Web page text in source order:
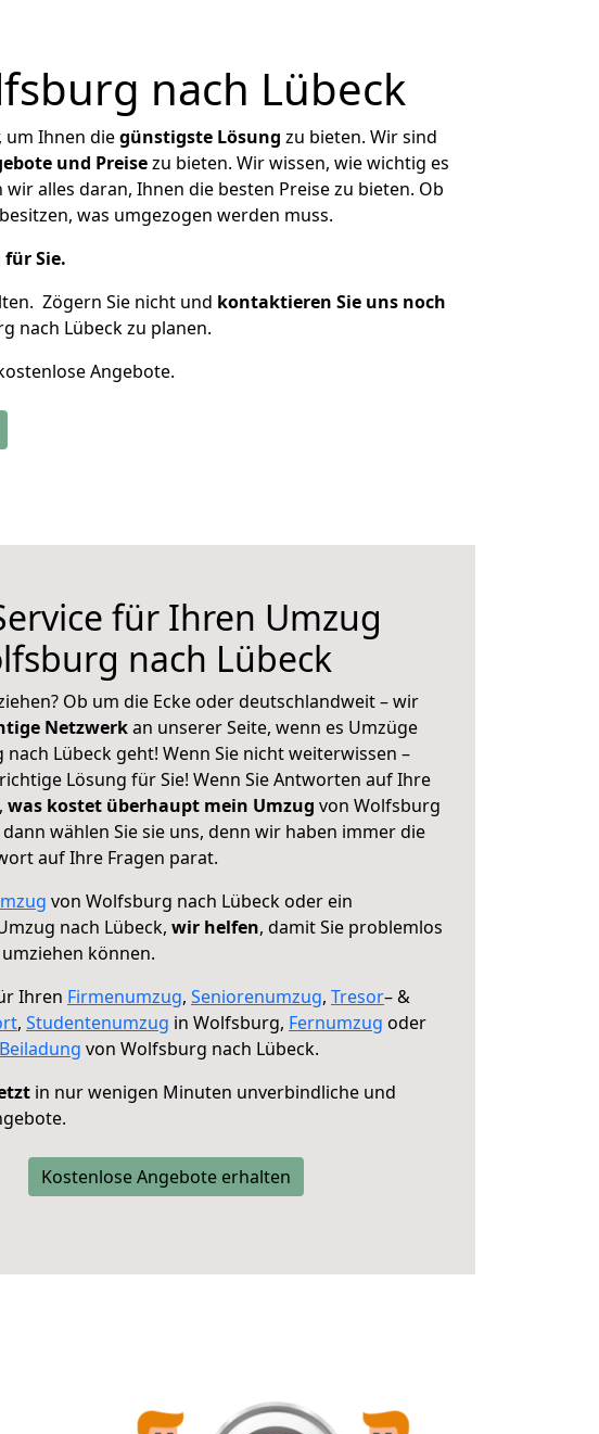
nach Lübeck
um Ihnen diegünstigste Lösung zu bieten. Wir sind
und Preisezu bieten. Wir wissen, wie wichtig es
alles daran, Ihnen die besten Preise zu bieten. Ob
was umgezogen werden muss.
Sie.
Zögern Sie nicht und kontaktieren Sie uns noch
nach Lübeck zu planen.
Angebote.
für Ihren Umzug
nach Lübeck
Ob um die Ecke oder deutschlandweit – wir
Netzwerkan unserer Seite, wenn es Umzüge
Lübeck geht! Wenn Sie nicht weiterwissen –
Lösung für Sie! Wenn Sie Antworten auf Ihre
was kostet überhaupt mein Umzug von Wolfsburg
dann wählen Sie sie uns, denn wir haben immer die
auf Ihre Fragen parat.
von Wolfsburg nach Lübeck oder ein
nach Lübeck, wir helfen, damit Sie problemlos
können.
Ihren Firmenumzug, Seniorenumzug, Tresor– &
, Studentenumzug in Wolfsburg, Fernumzug oder
Beiladung von Wolfsburg nach Lübeck.
in nur wenigen Minuten unverbindliche und
Kostenlose Angebote erhalten